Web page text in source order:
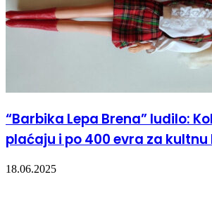
“Barbika Lepa Brena” ludilo:
plaćaju i po 400 evra za kultnu
18.06.2025